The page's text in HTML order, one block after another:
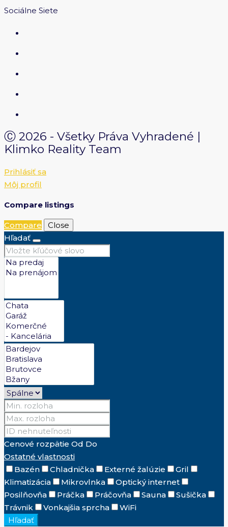
Sociálne Siete
Ⓒ 2026 - Všetky Práva Vyhradené |
Klimko Reality Team
Prihlásiť sa
Môj profil
Compare listings
Compare
Close
Hľadať
Cenové rozpätie Od Do
Ostatné vlastnosti
Bazén
Chladnička Externé žalúzie
Gril
Klimatizácia
Mikrovlnka
Optický internet
Posilňovňa
Práčka Práčovňa Sauna
Sušička
Trávnik
Vonkajšia sprcha
WiFi
Hľadať